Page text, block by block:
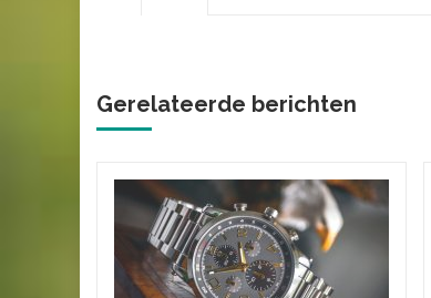
Gerelateerde berichten